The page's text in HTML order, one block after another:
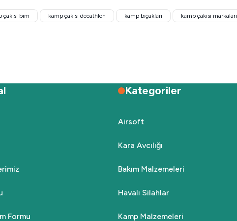
₺699,00
Tükendi Tükendi
Stokta Yok
Tükendi
çakısı bim kamp çakısı decathlon kamp bıçakları kamp çakısı markaları
Formu
Kategoriler
Airsoft
Kara Avcılığı
Bakım Malzemeleri
Havalı Silahlar
Kamp Malzemeleri